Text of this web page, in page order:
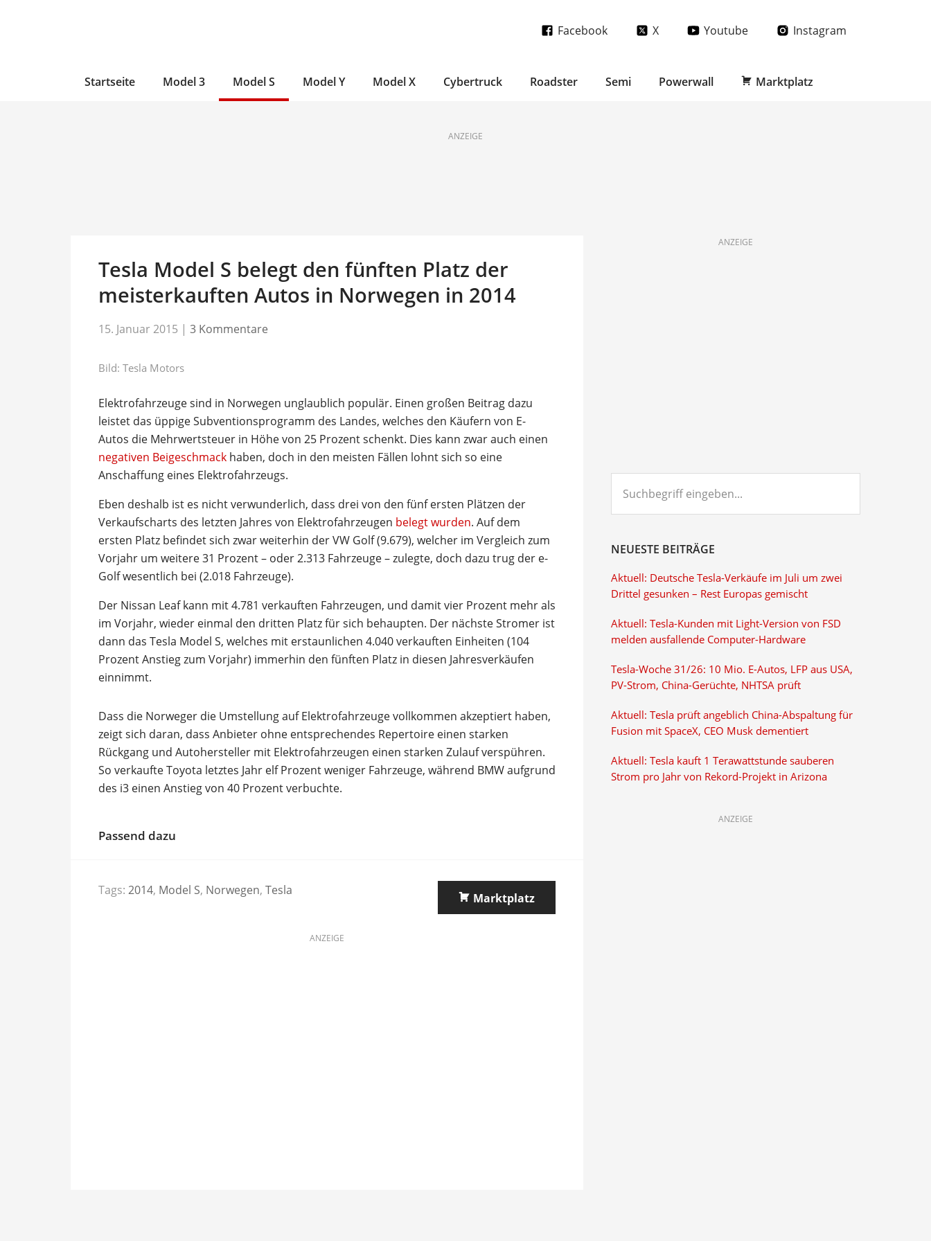
Facebook X Youtube Instagram
Startseite Model 3 Model S Model Y Model X Cybertruck Roadster Semi Powerwall Marktplatz
ANZEIGE
Tesla Model S belegt den fünften Platz der
meisterkauften Autos in Norwegen in 2014
15. Januar 2015 | 3 Kommentare
Bild: Tesla Motors
Elektrofahrzeuge sind in Norwegen unglaublich populär. Einen großen Beitrag dazu
leistet das üppige Subventionsprogramm des Landes, welches den Käufern von E-
Autos die Mehrwertsteuer in Höhe von 25 Prozent schenkt. Dies kann zwar auch einen
negativen Beigeschmack haben, doch in den meisten Fällen lohnt sich so eine
Anschaffung eines Elektrofahrzeugs.
Eben deshalb ist es nicht verwunderlich, dass drei von den fünf ersten Plätzen der
Verkaufscharts des letzten Jahres von Elektrofahrzeugen belegt wurden. Auf dem
ersten Platz befindet sich zwar weiterhin der VW Golf (9.679), welcher im Vergleich zum
Vorjahr um weitere 31 Prozent – oder 2.313 Fahrzeuge – zulegte, doch dazu trug der e-
Golf wesentlich bei (2.018 Fahrzeuge).
Der Nissan Leaf kann mit 4.781 verkauften Fahrzeugen, und damit vier Prozent mehr als
im Vorjahr, wieder einmal den dritten Platz für sich behaupten. Der nächste Stromer ist
dann das Tesla Model S, welches mit erstaunlichen 4.040 verkauften Einheiten (104
Prozent Anstieg zum Vorjahr) immerhin den fünften Platz in diesen Jahresverkäufen
einnimmt.
Dass die Norweger die Umstellung auf Elektrofahrzeuge vollkommen akzeptiert haben,
zeigt sich daran, dass Anbieter ohne entsprechendes Repertoire einen starken
Rückgang und Autohersteller mit Elektrofahrzeugen einen starken Zulauf verspühren.
So verkaufte Toyota letztes Jahr elf Prozent weniger Fahrzeuge, während BMW aufgrund
des i3 einen Anstieg von 40 Prozent verbuchte.
Passend dazu
Tags: 2014, Model S, Norwegen, Tesla
Marktplatz
ANZEIGE
ANZEIGE
eingeben...
NEUESTE BEITRÄGE
Aktuell: Deutsche Tesla-Verkäufe im Juli um zwei
Drittel gesunken – Rest Europas gemischt
Aktuell: Tesla-Kunden mit Light-Version von FSD
melden ausfallende Computer-Hardware
Tesla-Woche 31/26: 10 Mio. E-Autos, LFP aus USA,
PV-Strom, China-Gerüchte, NHTSA prüft
Aktuell: Tesla prüft angeblich China-Abspaltung für
Fusion mit SpaceX, CEO Musk dementiert
Aktuell: Tesla kauft 1 Terawattstunde sauberen
Strom pro Jahr von Rekord-Projekt in Arizona
ANZEIGE